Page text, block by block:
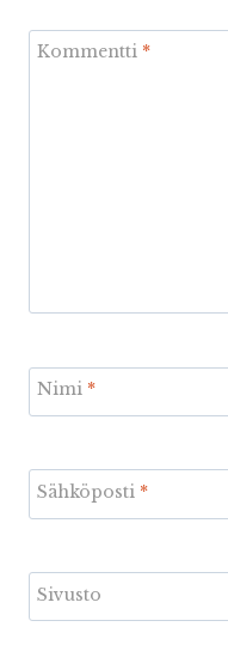
Kommentti *
Nimi *
Sähköposti *
Sivusto